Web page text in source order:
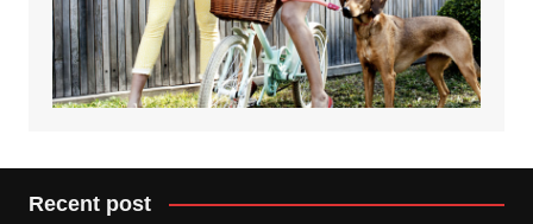
Recent post